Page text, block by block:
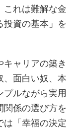
これは難解な金
投資の基本」を
キャリアの築き
、面白い奴、本
ルながら実用
関係の選び方を
は「幸福の決定